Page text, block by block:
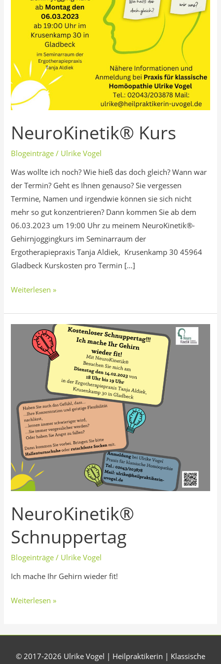
NeuroKinetik® Kurs
Blogeinträge / Ulrike Vogel
Was wollte ich noch? Wie hieß das doch gleich? Wann war
der Termin? Geht es Ihnen genauso? Sie vergessen
Termine, Namen und irgendwie können sie sich nicht
mehr so gut konzentrieren? Dann kommen Sie ab dem
06.03.2023 um 19:00 Uhr zu meinem NeuroKinetik®-
Gehirnjoggingkurs im Seminarraum der
Ergotherapiepraxis Tanja Aldiek, Krusenkamp 30 45964
Gladbeck Kurskosten pro Termin […]
Weiterlesen »
NeuroKinetik®
Schnuppertag
Blogeinträge / Ulrike Vogel
Ich mache Ihr Gehirn wieder fit!
NeuroKinetik®
Schnuppertag
Weiterlesen »
© 2017-2026 Ulrike Vogel | Heilpraktikerin | Klassische